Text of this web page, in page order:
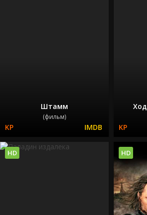
Штамм
(фильм)
HD HD